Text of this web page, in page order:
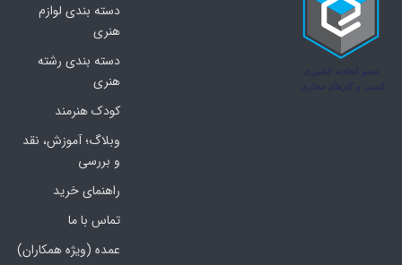
دسته بندی لوازم
هنری
دسته بندی رشته
هنری
کودک هنرمند
وبلاگ؛ آموزش، نقد
و بررسی
راهنمای خرید
تماس با ما
عمده (ویژه همکاران)